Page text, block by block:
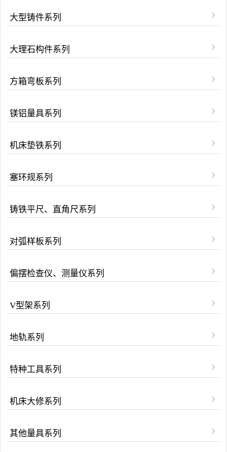
大型铸件系列
大理石构件系列
方箱弯板系列
镁铝量具系列
机床垫铁系列
塞环规系列
铸铁平尺、直角尺系列
对弧样板系列
偏摆检查仪、测量仪系列
V型架系列
地轨系列
特种工具系列
机床大修系列
其他量具系列